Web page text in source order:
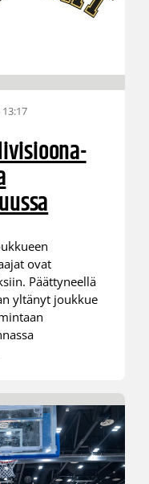
ovat
Päättyneellä
yltänyt joukkue